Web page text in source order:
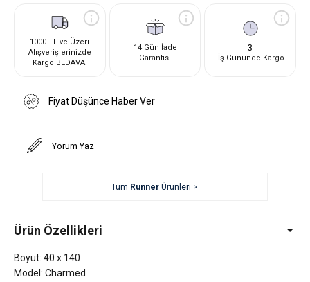
1000 TL ve Üzeri
Alışverişlerinizde
Kargo BEDAVA!
14 Gün İade
Garantisi
3
İş Gününde Kargo
Fiyat Düşünce Haber Ver
Yorum Yaz
Tüm Runner Ürünleri >
Ürün Özellikleri
Boyut: 40 x 140
Model: Charmed